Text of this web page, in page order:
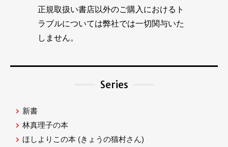
正規取扱い書店以外のご購入におけるト
ラブルについては弊社では一切関与いた
しません。
Series
新書
林真理子の本
ほしよりこの本 (きょうの猫村さん)